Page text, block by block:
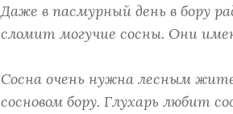
Даже в пасмурный день в бору
сломит могучие сосны. Они
Сосна очень нужна лесным
сосновом бору. Глухарь любит